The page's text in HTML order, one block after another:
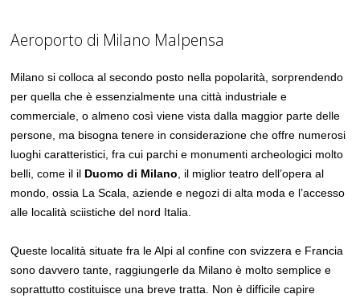
Aeroporto di Milano Malpensa
Milano si colloca al secondo posto nella popolarità, sorprendendo
per quella che è essenzialmente una città industriale e
commerciale, o almeno così viene vista dalla maggior parte delle
persone, ma bisogna tenere in considerazione che offre numerosi
luoghi caratteristici, fra cui parchi e monumenti archeologici molto
belli, come il il Duomo di Milano , il miglior teatro dell’opera al
mondo, ossia La Scala, aziende e negozi di alta moda e l’accesso
alle località sciistiche del nord Italia.
Queste località situate fra le Alpi al confine con svizzera e Francia
sono davvero tante, raggiungerle da Milano è molto semplice e
soprattutto costituisce una breve tratta. Non è difficile capire